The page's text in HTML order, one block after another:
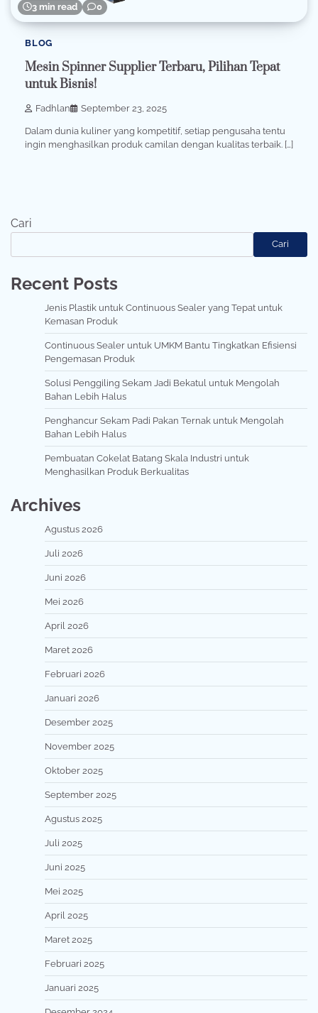
3 min read 0
BLOG
Mesin Spinner Supplier Terbaru, Pilihan Tepat
untuk Bisnis!
Fadhlan September 23, 2025
Dalam dunia kuliner yang kompetitif, setiap pengusaha tentu
ingin menghasilkan produk camilan dengan kualitas terbaik. […]
Cari
Cari
Recent Posts
Jenis Plastik untuk Continuous Sealer yang Tepat untuk
Kemasan Produk
Continuous Sealer untuk UMKM Bantu Tingkatkan Efisiensi
Pengemasan Produk
Solusi Penggiling Sekam Jadi Bekatul untuk Mengolah
Bahan Lebih Halus
Penghancur Sekam Padi Pakan Ternak untuk Mengolah
Bahan Lebih Halus
Pembuatan Cokelat Batang Skala Industri untuk
Menghasilkan Produk Berkualitas
Archives
Agustus 2026
Juli 2026
Juni 2026
Mei 2026
April 2026
Maret 2026
Februari 2026
Januari 2026
Desember 2025
November 2025
Oktober 2025
September 2025
Agustus 2025
Juli 2025
Juni 2025
Mei 2025
April 2025
Maret 2025
Februari 2025
Januari 2025